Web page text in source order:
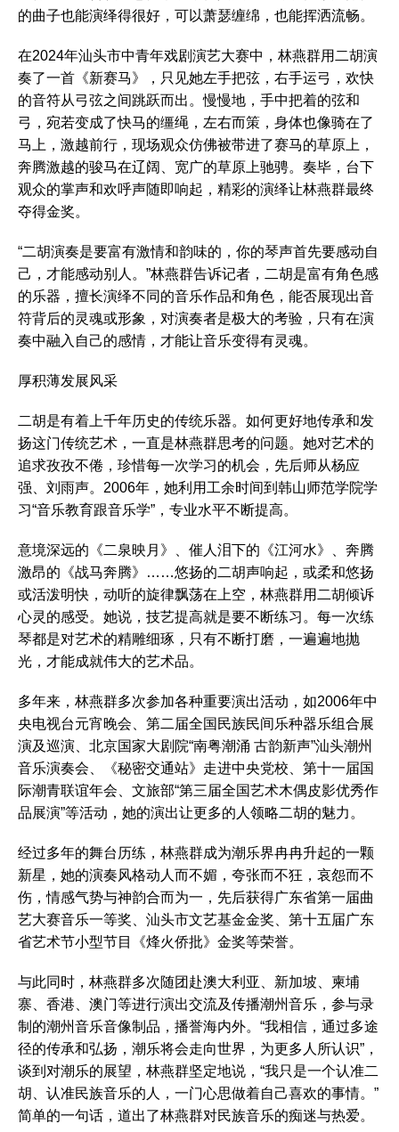
的曲子也能演绎得很好，可以萧瑟缠绵，也能挥洒流畅。
在2024年汕头市中青年戏剧演艺大赛中，林燕群用二胡演
奏了一首《新赛马》，只见她左手把弦，右手运弓，欢快
的音符从弓弦之间跳跃而出。慢慢地，手中把着的弦和
弓，宛若变成了快马的缰绳，左右而策，身体也像骑在了
马上，激越前行，现场观众仿佛被带进了赛马的草原上，
奔腾激越的骏马在辽阔、宽广的草原上驰骋。奏毕，台下
观众的掌声和欢呼声随即响起，精彩的演绎让林燕群最终
夺得金奖。
“二胡演奏是要富有激情和韵味的，你的琴声首先要感动自
己，才能感动别人。”林燕群告诉记者，二胡是富有角色感
的乐器，擅长演绎不同的音乐作品和角色，能否展现出音
符背后的灵魂或形象，对演奏者是极大的考验，只有在演
奏中融入自己的感情，才能让音乐变得有灵魂。
厚积薄发展风采
二胡是有着上千年历史的传统乐器。如何更好地传承和发
扬这门传统艺术，一直是林燕群思考的问题。她对艺术的
追求孜孜不倦，珍惜每一次学习的机会，先后师从杨应
强、刘雨声。2006年，她利用工余时间到韩山师范学院学
习“音乐教育跟音乐学”，专业水平不断提高。
意境深远的《二泉映月》、催人泪下的《江河水》、奔腾
激昂的《战马奔腾》……悠扬的二胡声响起，或柔和悠扬
或活泼明快，动听的旋律飘荡在上空，林燕群用二胡倾诉
心灵的感受。她说，技艺提高就是要不断练习。每一次练
琴都是对艺术的精雕细琢，只有不断打磨，一遍遍地抛
光，才能成就伟大的艺术品。
多年来，林燕群多次参加各种重要演出活动，如2006年中
央电视台元宵晚会、第二届全国民族民间乐种器乐组合展
演及巡演、北京国家大剧院“南粤潮涌 古韵新声”汕头潮州
音乐演奏会、《秘密交通站》走进中央党校、第十一届国
际潮青联谊年会、文旅部“第三届全国艺术木偶皮影优秀作
品展演”等活动，她的演出让更多的人领略二胡的魅力。
经过多年的舞台历练，林燕群成为潮乐界冉冉升起的一颗
新星，她的演奏风格动人而不媚，夸张而不狂，哀怨而不
伤，情感气势与神韵合而为一，先后获得广东省第一届曲
艺大赛音乐一等奖、汕头市文艺基金金奖、第十五届广东
省艺术节小型节目《烽火侨批》金奖等荣誉。
与此同时，林燕群多次随团赴澳大利亚、新加坡、柬埔
寨、香港、澳门等进行演出交流及传播潮州音乐，参与录
制的潮州音乐音像制品，播誉海内外。“我相信，通过多途
径的传承和弘扬，潮乐将会走向世界，为更多人所认识”，
谈到对潮乐的展望，林燕群坚定地说，“我只是一个认准二
胡、认准民族音乐的人，一门心思做着自己喜欢的事情。”
简单的一句话，道出了林燕群对民族音乐的痴迷与热爱。